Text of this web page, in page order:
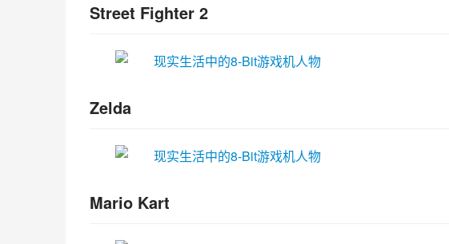
Street Fighter 2
Zelda
Mario Kart